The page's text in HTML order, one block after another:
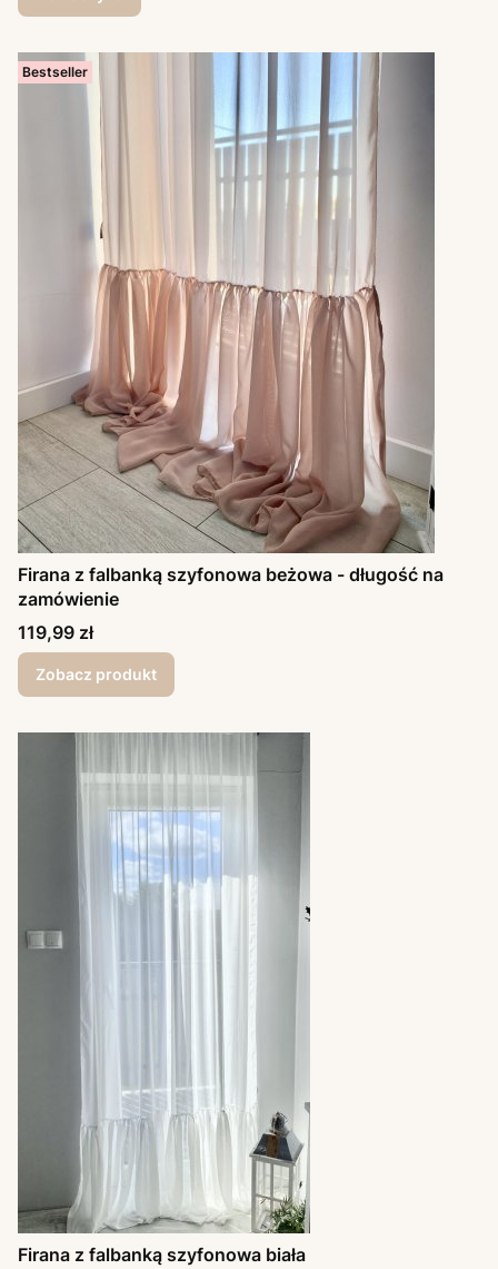
Bestseller
Firana z falbanką szyfonowa beżowa - długość na
zamówienie
Cena
119,99 zł
Zobacz produkt
Firana z falbanką szyfonowa biała